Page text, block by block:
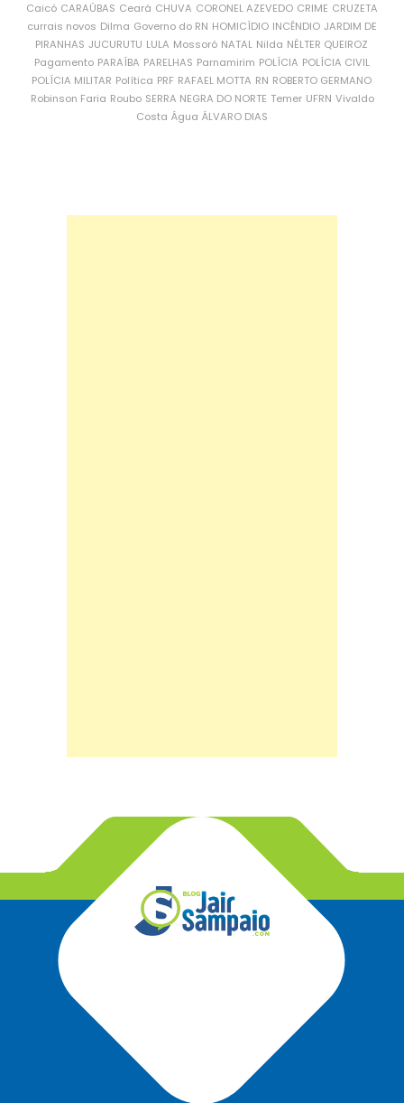
Caicó CARAÚBAS Ceará CHUVA CORONEL AZEVEDO CRIME CRUZETA
currais novos Dilma Governo do RN HOMICÍDIO INCÊNDIO JARDIM DE
PIRANHAS JUCURUTU LULA Mossoró NATAL Nilda NÉLTER QUEIROZ
Pagamento PARAÍBA PARELHAS Parnamirim POLÍCIA POLÍCIA CIVIL
POLÍCIA MILITAR Política PRF RAFAEL MOTTA RN ROBERTO GERMANO
Robinson Faria Roubo SERRA NEGRA DO NORTE Temer UFRN Vivaldo
Costa Água ÁLVARO DIAS